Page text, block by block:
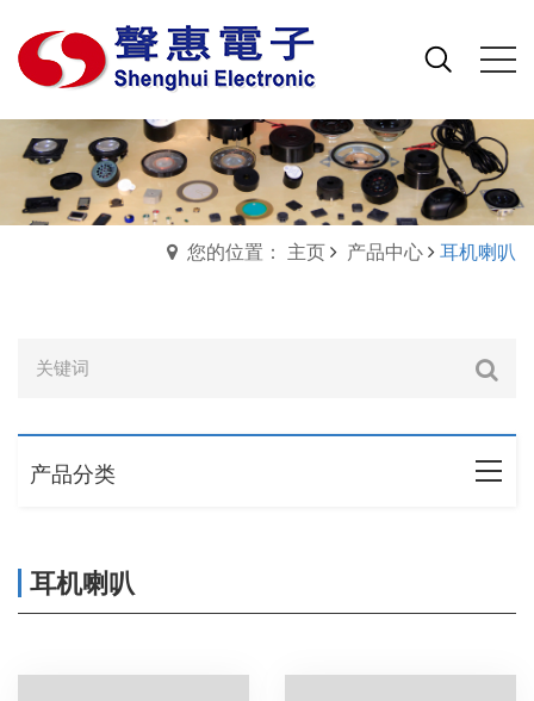
您的位置： 主页 产品中心 耳机喇叭
产品分类
耳机喇叭